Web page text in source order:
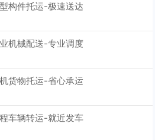
构件托运-极速送达
机械配送-专业调度
货物托运-省心承运
车辆转运-就近发车